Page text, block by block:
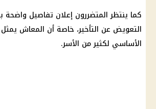
كما ينتظر المتضررون إعلان تفاصيل واضحة
التعويض عن التأخير، خاصة أن المعاش
الأساسي لكثير من الأسر.